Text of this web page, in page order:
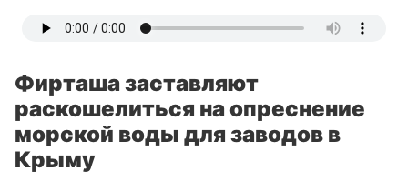
Фирташа заставляют
раскошелиться на опреснение
морской воды для заводов в
Крыму